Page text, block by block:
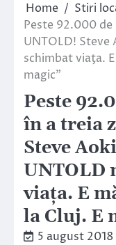
Home
Stiri
Peste 92.000
UNTOLD! Steve
schimbat viaţa.
magic”
Peste
în a treia
Steve
UNTOLD
viaţa. E
la Cluj. E
5 august 2018